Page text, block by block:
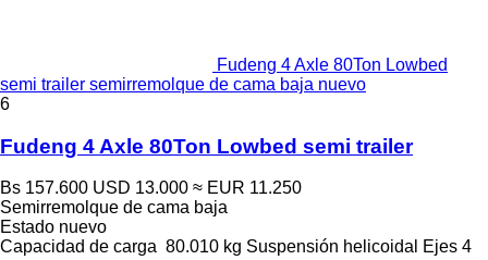
Fudeng 4 Axle 80Ton Lowbed
semi trailer semirremolque de cama baja nuevo
6
Fudeng 4 Axle 80Ton Lowbed semi trailer
Bs 157.600 USD 13.000 ≈ EUR 11.250
Semirremolque de cama baja
Estado nuevo
Capacidad de carga 80.010 kg Suspensión helicoidal Ejes 4